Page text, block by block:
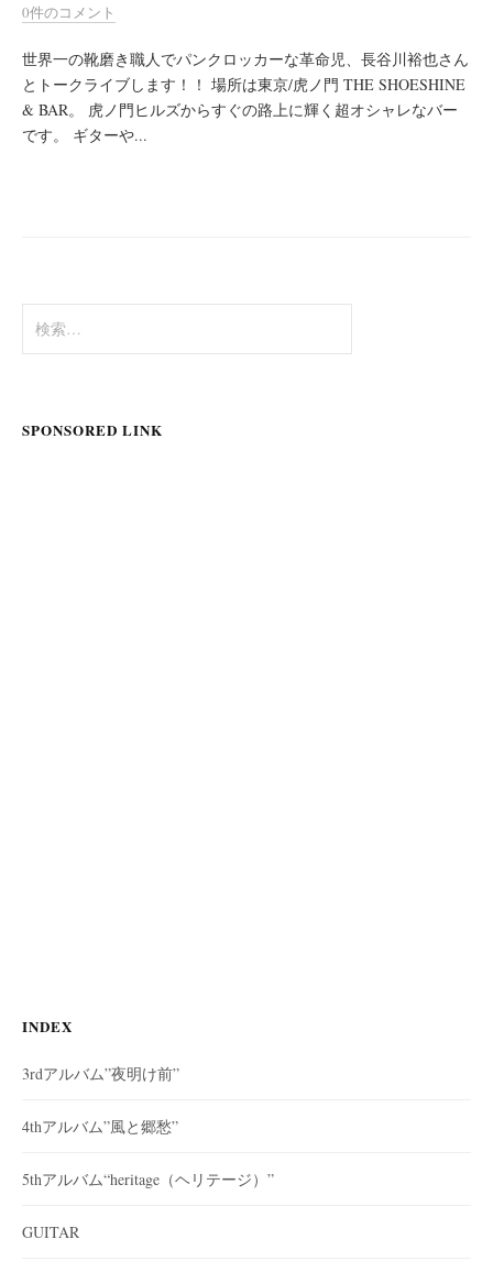
0件のコメント
世界一の靴磨き職人でパンクロッカーな革命児、長谷川裕也さん
とトークライブします！！ 場所は東京/虎ノ門 THE SHOESHINE
& BAR。 虎ノ門ヒルズからすぐの路上に輝く超オシャレなバー
です。 ギターや...
索:
SPONSORED LINK
INDEX
3rdアルバム”夜明け前”
4thアルバム”風と郷愁”
5thアルバム“heritage（ヘリテージ）”
GUITAR